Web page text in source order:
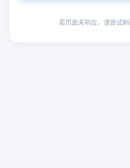
若页面未响应，请尝试